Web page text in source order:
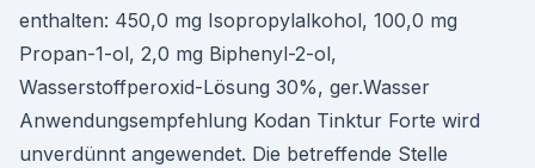
enthalten: 450,0 mg Isopropylalkohol, 100,0 mg
Propan-1-ol, 2,0 mg Biphenyl-2-ol,
Wasserstoffperoxid-Lösung 30%, ger.Wasser
Anwendungsempfehlung Kodan Tinktur Forte wird
unverdünnt angewendet. Die betreffende Stelle